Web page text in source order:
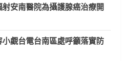
射安南醫院為攝護腺癌治療開
小覷台電台南區處呼籲落實防